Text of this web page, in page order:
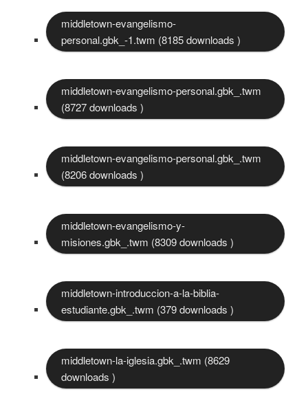
middletown-evangelismo-
personal.gbk_-1.twm (8185 downloads )
middletown-evangelismo-personal.gbk_.twm
(8727 downloads )
middletown-evangelismo-personal.gbk_.twm
(8206 downloads )
middletown-evangelismo-y-
misiones.gbk_.twm (8309 downloads )
middletown-introduccion-a-la-biblia-
estudiante.gbk_.twm (379 downloads )
middletown-la-iglesia.gbk_.twm (8629
downloads )